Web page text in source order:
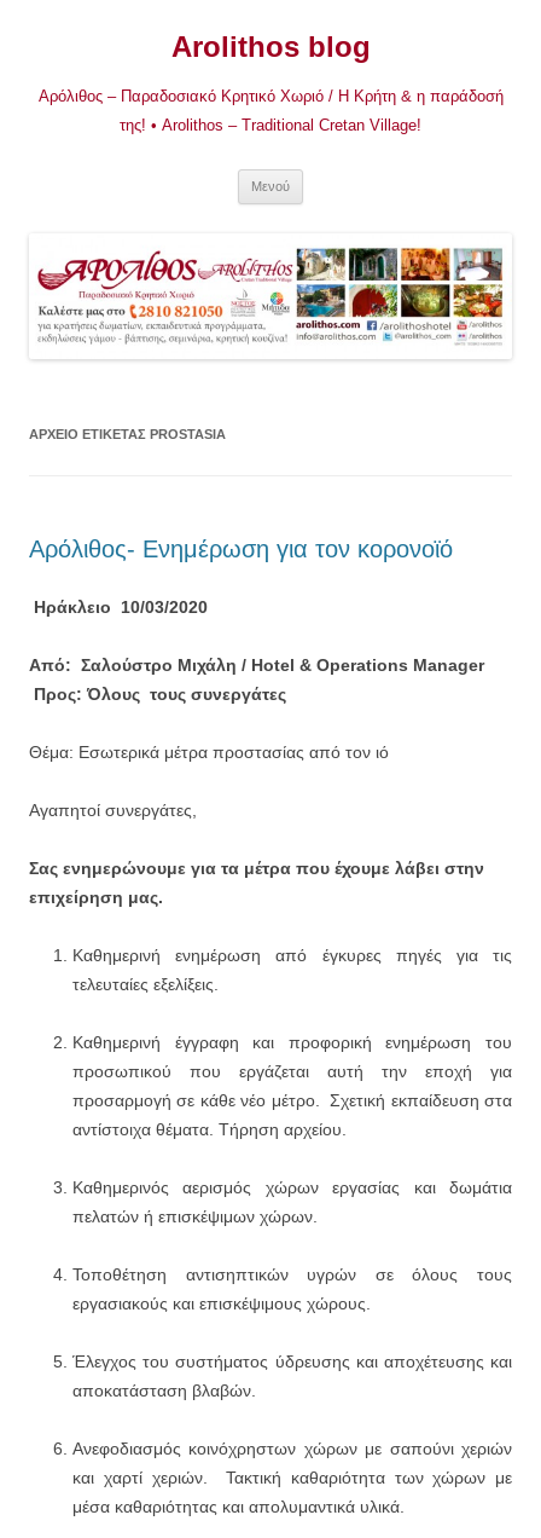
Arolithos blog
Αρόλιθος – Παραδοσιακό Κρητικό Χωριό / Η Κρήτη & η παράδοσή
της! • Arolithos – Traditional Cretan Village!
Μενού
ΑΡΧΕΊΟ ΕΤΙΚΈΤΑΣ PROSTASIA
Αρόλιθος- Ενημέρωση για τον κορονοϊό
Ηράκλειο 10/03/2020
Από: Σαλούστρο Μιχάλη / Hotel & Operations Manager
Προς: Όλους τους συνεργάτες
Θέμα: Εσωτερικά μέτρα προστασίας από τον ιό
Αγαπητοί συνεργάτες,
Σας ενημερώνουμε για τα μέτρα που έχουμε λάβει στην
επιχείρηση μας.
Καθημερινή ενημέρωση από έγκυρες πηγές για τις
τελευταίες εξελίξεις.
Καθημερινή έγγραφη και προφορική ενημέρωση του
προσωπικού που εργάζεται αυτή την εποχή για
προσαρμογή σε κάθε νέο μέτρο. Σχετική εκπαίδευση στα
αντίστοιχα θέματα. Τήρηση αρχείου.
Καθημερινός αερισμός χώρων εργασίας και δωμάτια
πελατών ή επισκέψιμων χώρων.
Τοποθέτηση αντισηπτικών υγρών σε όλους τους
εργασιακούς και επισκέψιμους χώρους.
Έλεγχος του συστήματος ύδρευσης και αποχέτευσης και
αποκατάσταση βλαβών.
Ανεφοδιασμός κοινόχρηστων χώρων με σαπούνι χεριών
και χαρτί χεριών. Τακτική καθαριότητα των χώρων με
μέσα καθαριότητας και απολυμαντικά υλικά.